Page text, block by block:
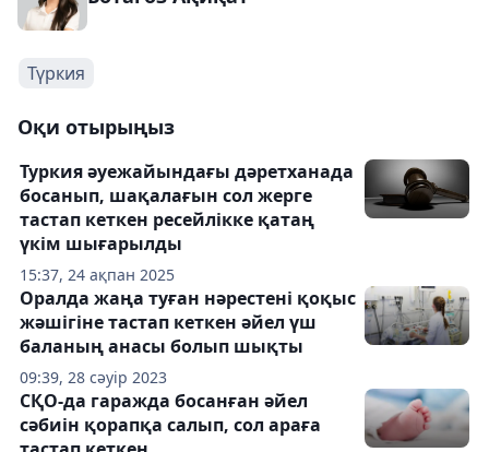
Түркия
Оқи отырыңыз
15:37, 24 ақпан 2025
Туркия әуежайындағы дәретханада
босанып, шақалағын сол жерге
тастап кеткен ресейлікке қатаң
үкім шығарылды
09:39, 28 сәуір 2023
Оралда жаңа туған нәрестені қоқыс
жәшігіне тастап кеткен әйел үш
баланың анасы болып шықты
СҚО-да гаражда босанған әйел
сәбиін қорапқа салып, сол араға